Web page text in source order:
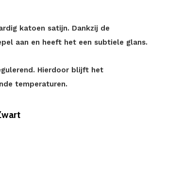
katoen satijn. Dankzij de
aan en heeft het een subtiele glans.
Hierdoor blijft het
temperaturen.